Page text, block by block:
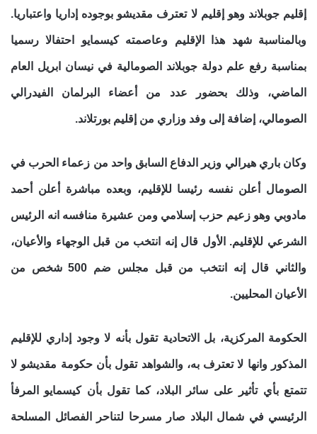
إقليم جوبلاند وهو إقليم لا تعترف مقديشو بوجوده إداريا واعتباريا.
وبالمناسبة شهد هذا الإقليم وعاصمته كيسمايو احتفالا رسميا
بمناسبة رفع علم دولة جوبلاند الصومالية في نيسان ابريل العام
الماضي، وذلك بحضور عدد من أعضاء البرلمان الفيدرالي
الصومالي، إضافة إلى وفد وزاري من إقليم بورتلاند.
وكان باري هيرالي وزير الدفاع السابق واحد من زعماء الحرب في
الصومال أعلن نفسه رئيسا للإقليم، وبعده مباشرة أعلن أحمد
مادوبي وهو زعيم حزب إسلامي ومن عشيرة منافسه انه الرئيس
الشرعي للإقليم. الأول قال إنه انتخب من قبل الوجهاء والأعيان،
والثاني قال إنه انتخب من قبل مجلس ضم 500 شخص من
الأعيان المحليين.
الحكومة المركزية، بل الاتحادية تقول بأنه لا وجود إداري للإقليم
المذكور وانها لا تعترف به، والشواهد تقول بأن حكومة مقديشو لا
تتمتع بأي تأثير على سائر البلاد، كما تقول بأن كيسمايو المرفأ
الرئيسي في شمال البلاد صار مسرحا لتناحر الفصائل المسلحة